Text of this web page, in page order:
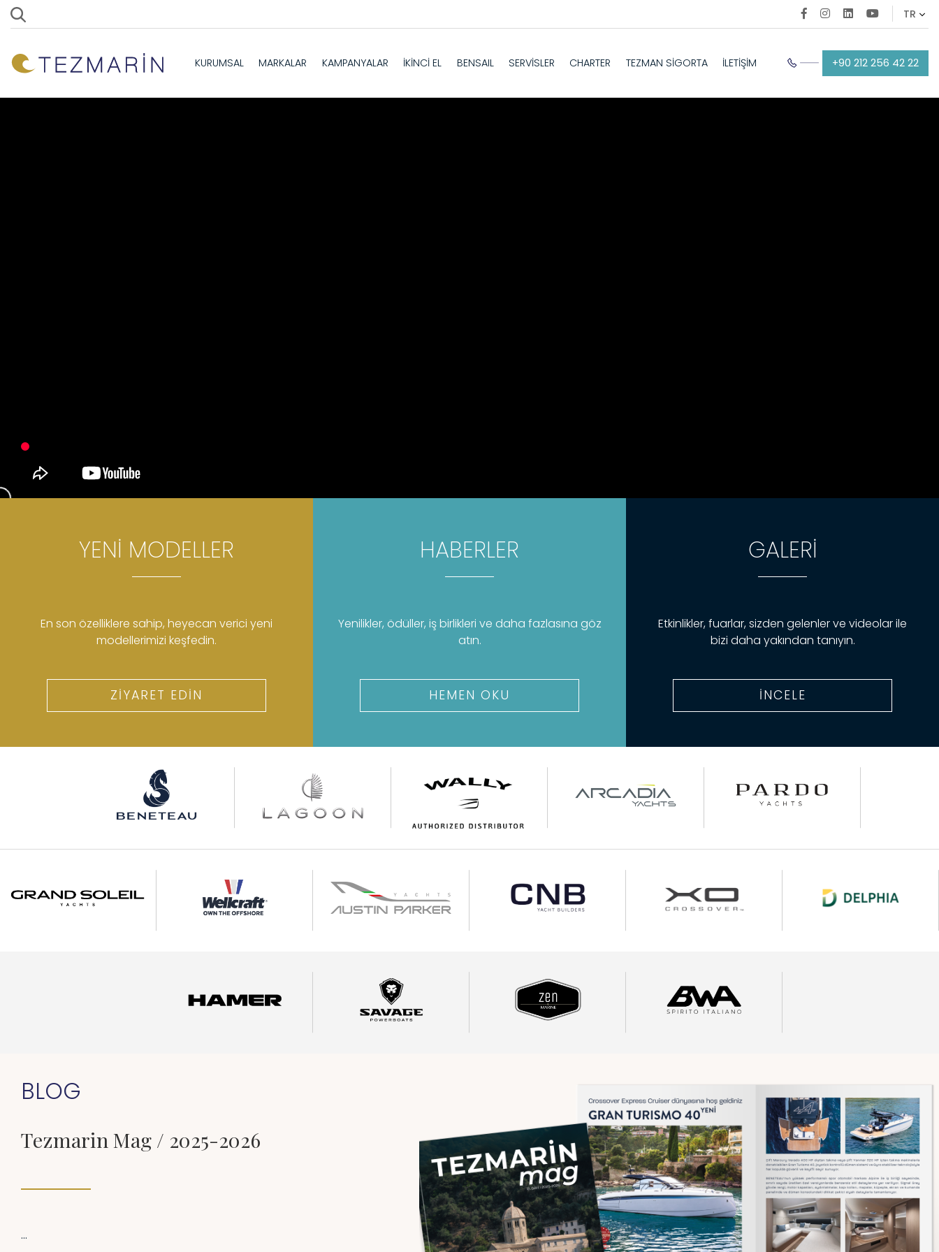
KURUMSAL MARKALAR KAMPANYALAR İKİNCİ EL BENSAIL SERVİSLER CHARTER TEZMAN SİGORTA İLETİŞİM +90 212 256 42 22
YENİ MODELLER
En son özelliklere sahip, heyecan verici yeni
modellerimizi keşfedin.
ZİYARET EDİN
HABERLER
Yenilikler, ödüller, iş birlikleri ve daha fazlasına göz
atın.
HEMEN OKU
GALERİ
Etkinlikler, fuarlar, sizden gelenler ve videolar ile
bizi daha yakından tanıyın.
İNCELE
BLOG
Tezmarin Mag / 2025-2026
...